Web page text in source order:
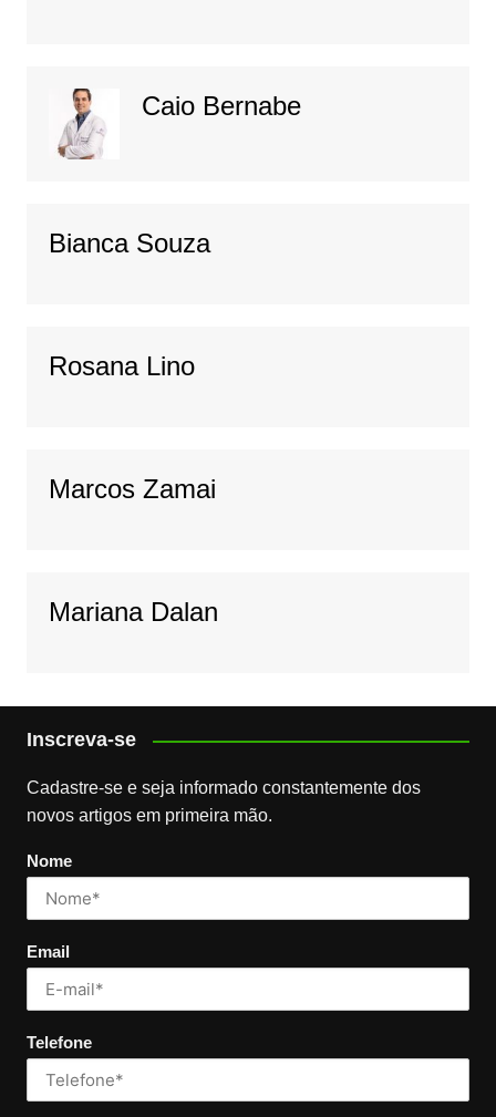
Caio Bernabe
Bianca Souza
Rosana Lino
Marcos Zamai
Mariana Dalan
Inscreva-se
Cadastre-se e seja informado constantemente dos
novos artigos em primeira mão.
Nome
Email
Telefone